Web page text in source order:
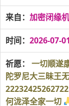
来自： 加密闭缘机
时间： 2026-07-
祈愿：
一切顺遂
陀罗尼大三昧王
何泷泽全家一切